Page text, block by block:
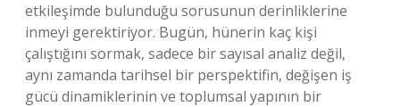
etkileşimde bulunduğu sorusunun derinliklerine
inmeyi gerektiriyor. Bugün, hünerin kaç kişi
çalıştığını sormak, sadece bir sayısal analiz değil,
aynı zamanda tarihsel bir perspektifin, değişen iş
gücü dinamiklerinin ve toplumsal yapının bir